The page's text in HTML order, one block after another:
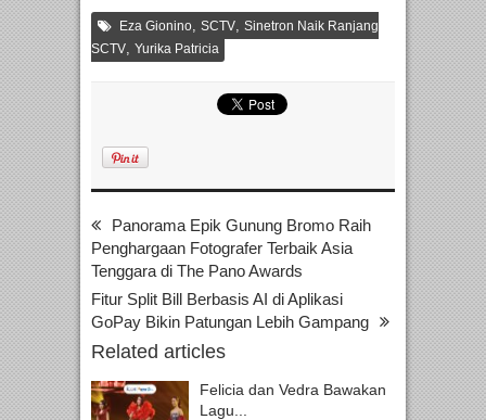
Eza Gionino SCTV Sinetron Naik Ranjang
SCTV Yurika Patricia
Panorama Epik Gunung Bromo Raih
Penghargaan Fotografer Terbaik Asia
Tenggara di The Pano Awards
Fitur Split Bill Berbasis AI di Aplikasi
GoPay Bikin Patungan Lebih Gampang
Related articles
Felicia dan Vedra Bawakan
Lagu...